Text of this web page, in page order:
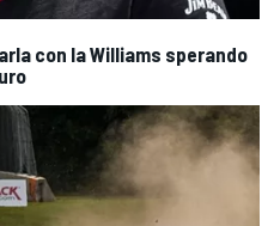
con la Williams sperando